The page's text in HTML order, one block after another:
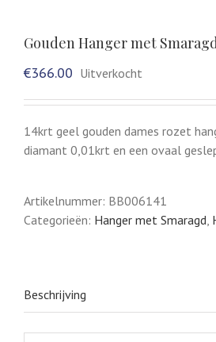
Gouden Hanger met
€366.00 Uitverkocht
14krt geel gouden dames rozet
diamant 0,01krt en een ovaal
Artikelnummer: BB006141
Categorieën: Hanger met Smaragd,
Beschrijving